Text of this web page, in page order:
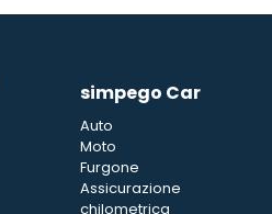
simpego Car
Auto
Moto
Furgone
Assicurazione
chilometrica